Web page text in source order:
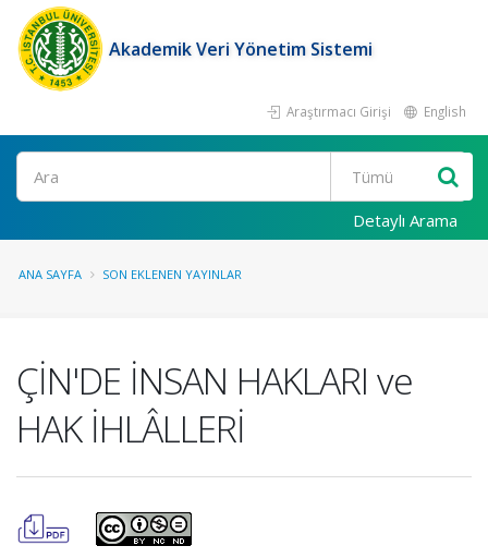
Akademik Veri Yönetim Sistemi
Araştırmacı Girişi English
Ara
Detaylı Arama
ANA SAYFA SON EKLENEN YAYINLAR
ÇİN'DE İNSAN HAKLARI ve
HAK İHLÂLLERİ